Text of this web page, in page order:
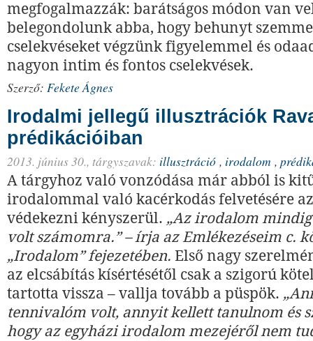
megfogalmazzák: barátságos módon van
belegondolunk abba, hogy behunyt
cselekvéseket végzünk figyelemmel és
nagyon intim és fontos cselekvések.
Szerző: Fekete Ágnes
Irodalmi jellegű illusztrációk
prédikációiban
2013. június 30., tárgyszavak: illusztráció , irodalom ,
A tárgyhoz való vonzódása már abból is
irodalommal való kacérkodás felvetésére
védekezni kényszerül. „Az irodalom
volt számomra.” – írja az Emlékezéseim c.
„Irodalom” fejezetében. Első nagy
az elcsábítás kísértésétől csak a szigorú
tartotta vissza – vallja tovább a püspök.
tennivalóm volt, annyit kellett tanulnom és
hogy az egyházi irodalom mezejéről nem